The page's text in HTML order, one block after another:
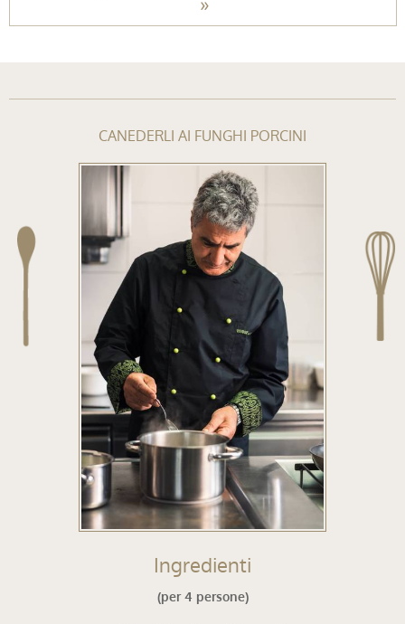
CANEDERLI AI FUNGHI PORCINI
Ingredienti
(per 4 persone)